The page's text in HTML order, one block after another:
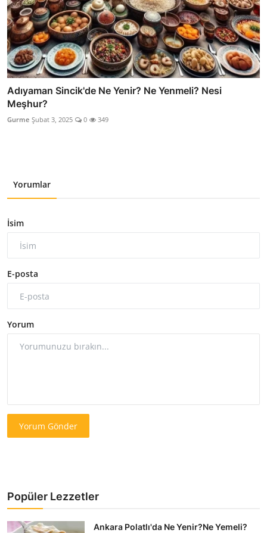
Adıyaman Sincik'de Ne Yenir? Ne Yenmeli? Nesi
Meşhur?
Gurme Şubat 3, 2025 0 349
Yorumlar
İsim
E-posta
Yorum
Yorum Gönder
Popüler Lezzetler
Ankara Polatlı'da Ne Yenir?Ne Yemeli?